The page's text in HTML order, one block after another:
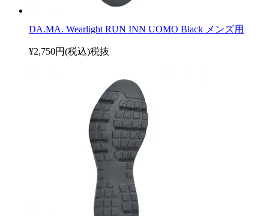
DA.MA. Wearlight RUN INN UOMO Black メンズ用
¥2,750円(税込)税抜